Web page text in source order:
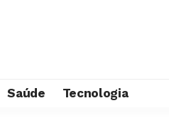
Saúde Tecnologia